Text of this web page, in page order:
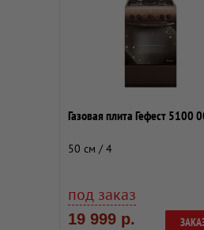
Газовая плита Гефест 5100
50 см / 4
под заказ
19 999 р.